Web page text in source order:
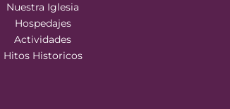
Nuestra Iglesia
Hospedajes
Actividades
Hitos Historicos